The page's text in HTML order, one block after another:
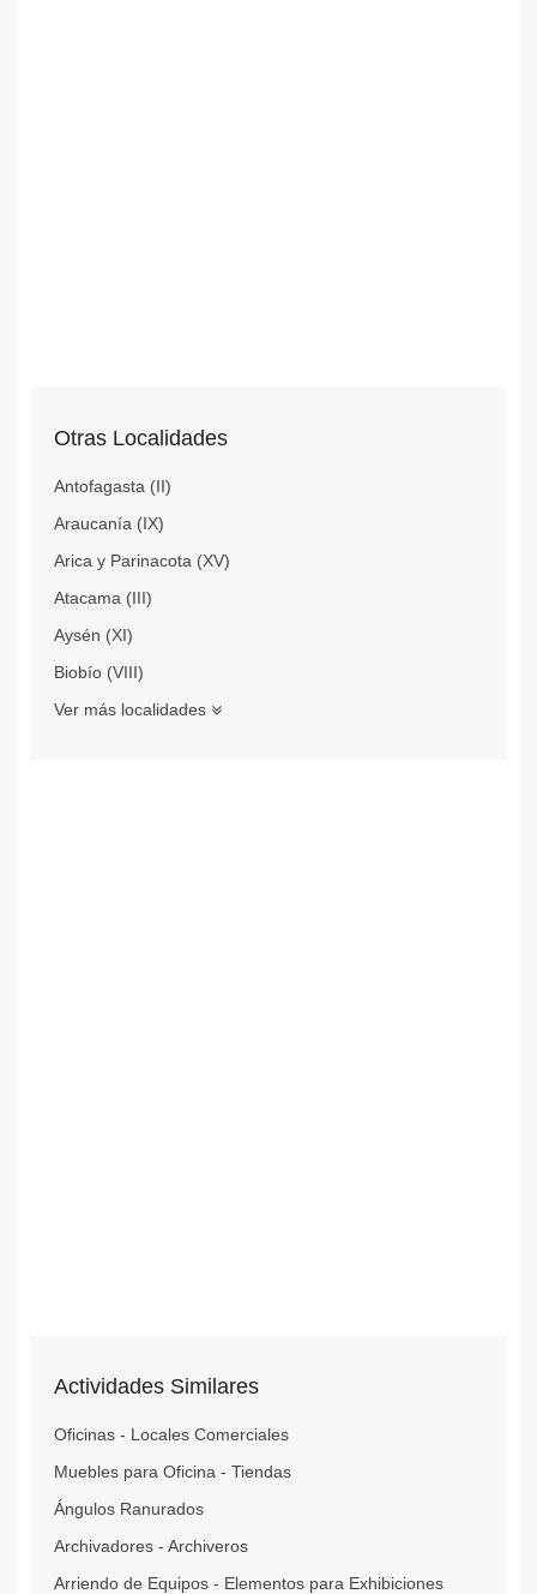
Otras Localidades
Antofagasta (II)
Araucanía (IX)
Arica y Parinacota (XV)
Atacama (III)
Aysén (XI)
Biobío (VIII)
Ver más localidades
Actividades Similares
Oficinas - Locales Comerciales
Muebles para Oficina - Tiendas
Ángulos Ranurados
Archivadores - Archiveros
Arriendo de Equipos - Elementos para Exhibiciones